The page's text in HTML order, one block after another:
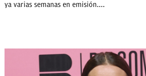
ya varias semanas en emisión....